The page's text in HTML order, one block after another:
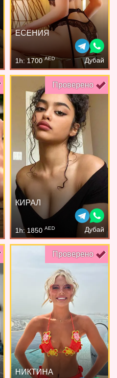
ЕСЕНИЯ
1h: 1700 AED Дубай
Проверено
КИРАЛ
1h: 1850 AED Дубай
Проверено
НИКТИНА